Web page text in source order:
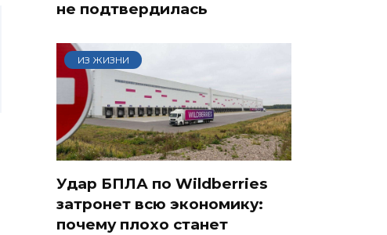
не подтвердилась
ИЗ ЖИЗНИ
Удар БПЛА по Wildberries
затронет всю экономику:
почему плохо станет